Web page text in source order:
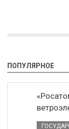
ПОПУЛЯРНОЕ